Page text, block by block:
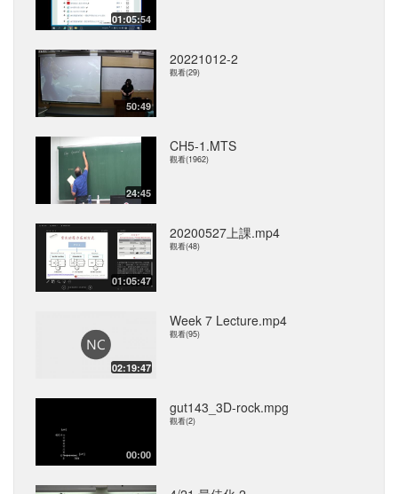
01:05:54
50:49
20221012-2
觀看(29)
24:45
CH5-1.MTS
觀看(1962)
01:05:47
20200527上課.mp4
觀看(48)
02:19:47
Week 7 Lecture.mp4
觀看(95)
00:00
gut143_3D-rock.mpg
觀看(2)